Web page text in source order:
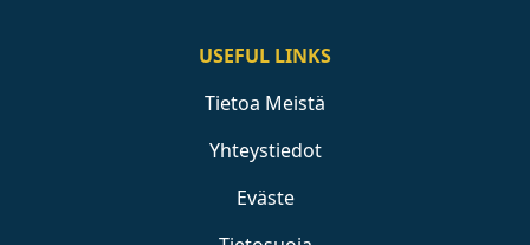
USEFUL LINKS
Tietoa Meistä
Yhteystiedot
Eväste